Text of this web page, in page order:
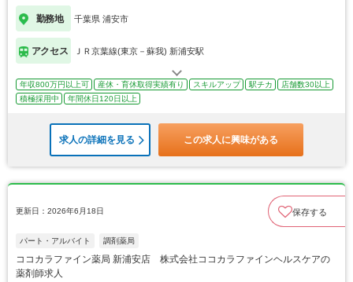
勤務地 千葉県 浦安市
アクセス ＪＲ京葉線(東京－蘇我) 新浦安駅
年収800万円以上可 産休・育休取得実績有り スキルアップ 駅チカ
店舗数30以上
積極採用中
年間休日120日以上
求人の詳細を見る この求人に興味がある
更新日：2026年6月18日 保存する
パート・アルバイト 調剤薬局
ココカラファイン薬局 新浦安店 株式会社ココカラファインヘルスケアの
薬剤師求人